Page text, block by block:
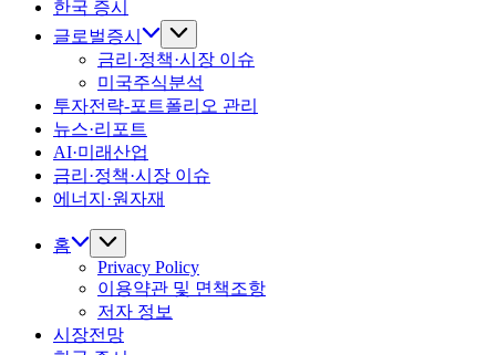
한국 증시
글로벌증시
금리·정책·시장 이슈
미국주식분석
투자전략-포트폴리오 관리
뉴스·리포트
AI·미래산업
금리·정책·시장 이슈
에너지·원자재
홈
Privacy Policy
이용약관 및 면책조항
저자 정보
시장전망